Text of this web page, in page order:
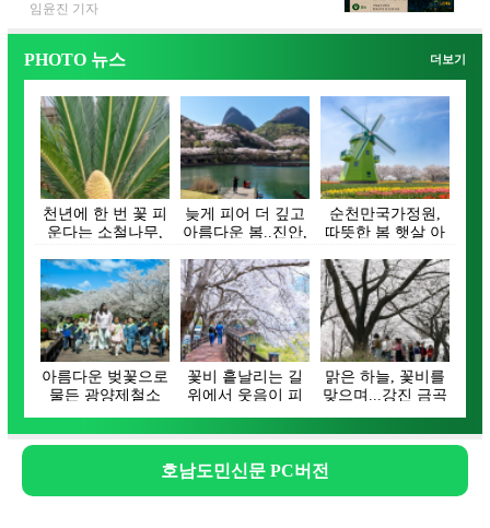
임윤진 기자
PHOTO 뉴스 더보기
천년에 한 번 꽃 피
운다는 소철나무,
꽃…
늦게 피어 더 깊고
아름다운 봄..진안,
순천만국가정원,
따뜻한 봄 햇살 아
나…
아름다운 벚꽃으로
물든 광양제철소
주택단지
꽃비 흩날리는 길
위에서 웃음이 피
어나는 순간, 함께
…
맑은 하늘, 꽃비를
맞으며...강진 금곡
사 벚꽃길 상춘…
호남도민신문 PC버전